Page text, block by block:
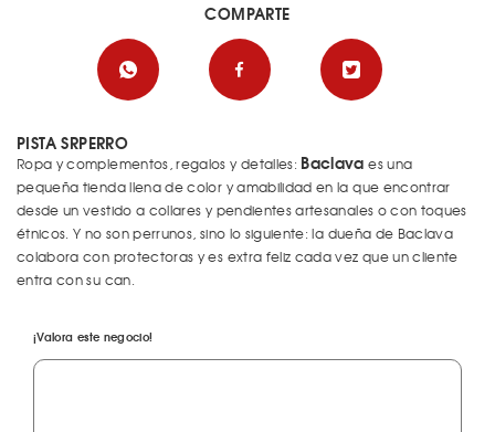
PISTA SRPERRO
Ropa y complementos, regalos y detalles: Baclava es una
pequeña tienda llena de color y amabilidad en la que encontrar
desde un vestido a collares y pendientes artesanales o con toques
étnicos. Y no son perrunos, sino lo siguiente: la dueña de Baclava
colabora con protectoras y es extra feliz cada vez que un cliente
entra con su can.
¡Valora este negocio!
COMPARTE